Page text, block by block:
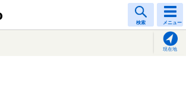
検索 メニュー
現在地